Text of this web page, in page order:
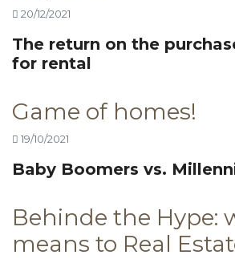
20/12/2021
The return on the
for rental
Game of homes!
19/10/2021
Baby Boomers vs.
Behinde the Hype:
means to Real